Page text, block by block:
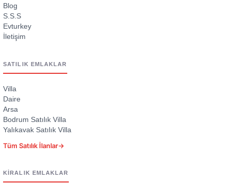
Blog
S.S.S
Evturkey
İletişim
SATILIK EMLAKLAR
Villa
Daire
Arsa
Bodrum Satılık Villa
Yalıkavak Satılık Villa
Tüm Satılık İlanlar→
KIRALIK EMLAKLAR